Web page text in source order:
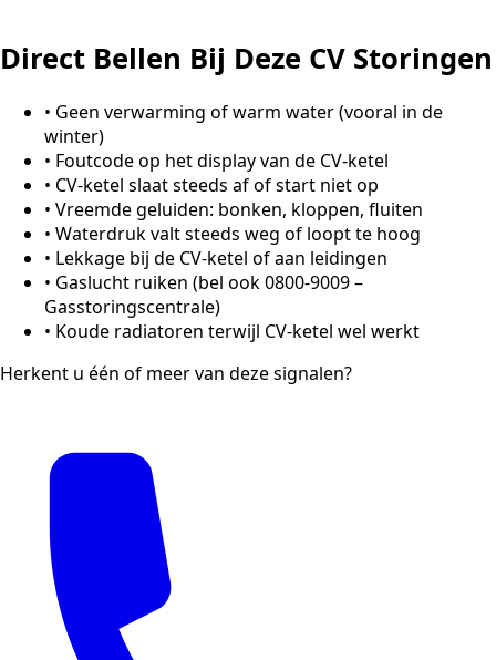
Direct Bellen Bij Deze CV Storingen
• Geen verwarming of warm water (vooral in de
winter)
• Foutcode op het display van de CV-ketel
• CV-ketel slaat steeds af of start niet op
• Vreemde geluiden: bonken, kloppen, fluiten
• Waterdruk valt steeds weg of loopt te hoog
• Lekkage bij de CV-ketel of aan leidingen
• Gaslucht ruiken (bel ook 0800-9009 –
Gasstoringscentrale)
• Koude radiatoren terwijl CV-ketel wel werkt
Herkent u één of meer van deze signalen?